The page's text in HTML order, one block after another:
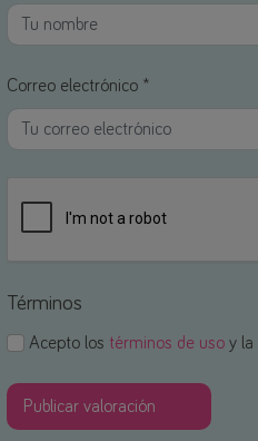
Correo electrónico *
Términos
Acepto los términos de uso y la